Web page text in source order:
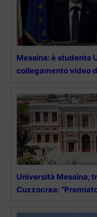
Messina: è studente
collegamento video
Università Messina,
Cuzzocrea: